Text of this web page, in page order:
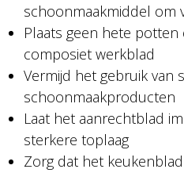
schoonmaakmiddel om
Plaats geen hete
composiet werkblad
Vermijd het gebruik van
schoonmaakproducten
Laat het aanrechtblad
sterkere toplaag
Zorg dat het